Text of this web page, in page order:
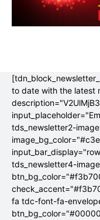
to date with the latest
tds_newsletter2-
tds_newsletter4-
fa tdc-font-fa-